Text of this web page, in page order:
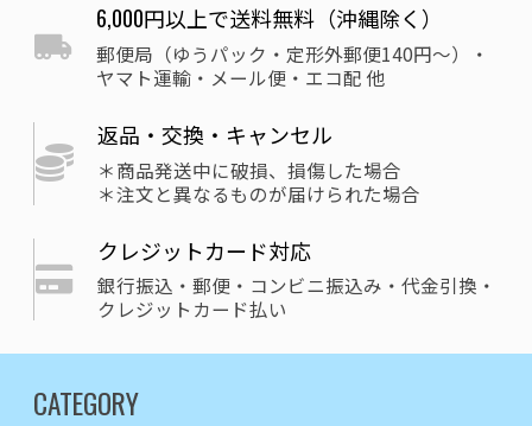
6,000円以上で送料無料（沖縄除く）
郵便局（ゆうパック・定形外郵便140円〜）・
ヤマト運輸・メール便・エコ配 他
返品・交換・キャンセル
＊商品発送中に破損、損傷した場合
＊注文と異なるものが届けられた場合
クレジットカード対応
銀行振込・郵便・コンビニ振込み・代金引換・
クレジットカード払い
CATEGORY